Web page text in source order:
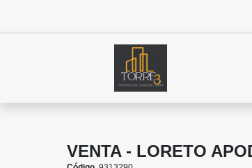
VENTA - LORETO